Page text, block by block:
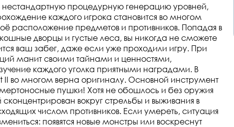
нестандартную процедурную генерацию уровней,
каждого игрока становится во многом
расположение предметов и противников. Попадая в
дворцы и густые леса, вы никогда не сможете
ваш забег, даже если уже проходили игру. При
манит своими тайнами и ценностями,
каждого уголка приятными наградами. В
во многом верна оригиналу. Основной инструмент
пушки! Хотя не обошлось и без оружия
вокруг стрельбы и выживания в
числом противников. Если умереть, ситуация
появятся новые монстры или воскреснут